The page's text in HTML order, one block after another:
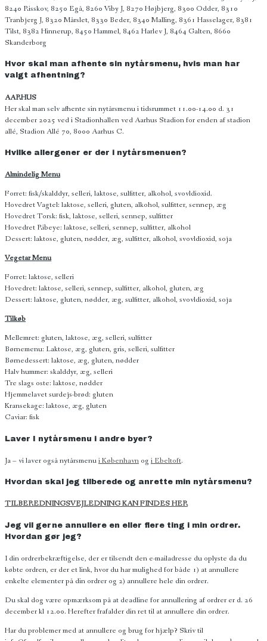
8240 Risskov, 8250 Egå, 8260 Viby J, 8270 Højbjerg, 8300 Odder, 8310
Tranbjerg J, 8320 Mårslet, 8330 Beder, 8340 Malling, 8361 Hasselager, 8381
Tilst, 8382 Hinnerup, 8450 Hammel, 8462 Harlev J, 8464 Galten, 8660
Skanderborg
Hvor skal man afhente sin nytårsmenu, hvis man har
valgt afhentning?
AARHUS
Her skal man selv afhente sin nytårsmenu i tidsrummet 11.00-14.00 d. 31
december 2025 ved i Stadionhallen ved Aarhus Stadion for enden af stadion
allé, Stadion Allé 70, 8000 Aarhus C.
Hvilke allergener er der i nytårsmenuen?
Almindelig Menu
Forret: fisk/skalddyr, selleri, laktose, sulfitter, alkohol, svovldioxid.
Hovedret Vagtel: laktose, selleri, gluten, alkohol, sulfitter, sennep, æg
Hovedret Torsk: fisk, laktose, selleri, sennep, sulfitter
Hovedret Ribeye: laktose, selleri, sennep, sulfitter, alkohol
Dessert: laktose, gluten, nødder, æg, sulfitter, alkohol, svovldioxid, soja
Vegetar Menu
Forret: laktose, selleri
Hovedret: laktose, selleri, sennep, sulfitter, alkohol, gluten, æg
Dessert: laktose, gluten, nødder, æg, sulfitter, alkohol, svovldioxid, soja
Tilkøb
Mellemret: gluten, laktose, æg, selleri, sulfitter
Børnemenu: Laktose, æg, gluten, gris, selleri, sulfitter
Børnedessert: laktose, æg, gluten, nødder
Halv hummer: skalddyr, æg, selleri
Tre slags oste: laktose, nødder
Hjemmelavet surdejs-brød: gluten
Kransekage: laktose, æg, gluten
Caviar: fisk
Laver I nytårsmenu i andre byer?
Ja – vi laver også nytårsmenui København og i Ebeltoft.
Hvordan skal jeg tilberede og anrette min nytårsmenu?
TILBEREDNINGSVEJLEDNING KAN FINDES HER
Jeg vil gerne annullere en eller flere ting i min ordrer.
Hvordan gør jeg?
I din ordrerbekræftigelse, der er tilsendt den e-mailadresse du oplyste da du
købte ordren, er der et link, hvor du har mulighed for både 1) at annullere
enkelte elementer på din ordrer og 2) annullere hele din ordrer.
Du skal dog være opmærksom på at deadline for annullering af ordrer er d. 26
december kl 12.00. Herefter frafalder din ret til at annullere din ordrer.
Har du problemer med at annullere og brug for hjælp? Skriv til